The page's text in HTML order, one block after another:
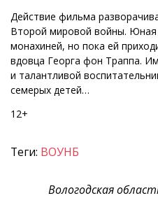
Действие фильма
Второй мировой войны. Юная
монахиней, но пока ей
вдовца Георга фон Траппа.
и талантливой
семерых детей…
12+
Теги: ВОУНБ
Вологодская